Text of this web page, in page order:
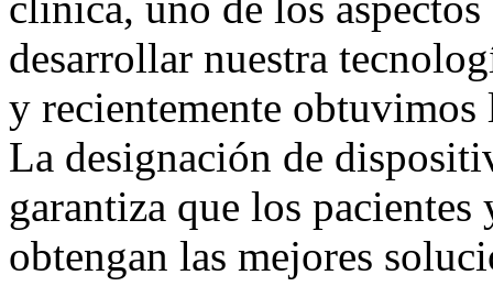
desarrollar nuestra
y recientemente
La designación de
garantiza que los
obtengan las mejores